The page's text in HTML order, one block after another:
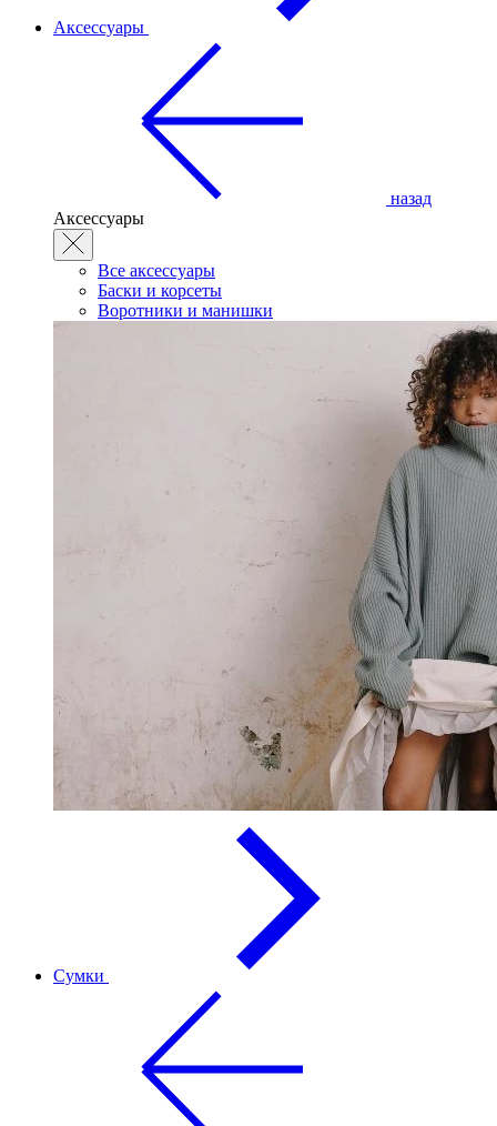
Аксессуары
назад
Аксессуары
Все аксессуары
Баски и корсеты
Воротники и манишки
Сумки